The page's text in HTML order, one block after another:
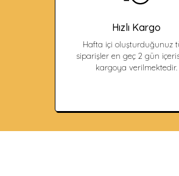
Hızlı Kargo
Hafta içi oluşturduğunuz
siparişler en geç 2 gün
kargoya verilmektedir.